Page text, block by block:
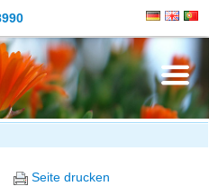
Seite drucken